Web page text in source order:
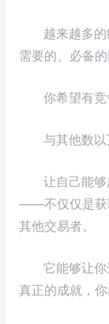
越来越多
需要的、必备
你希望有竞
与其他数以
让自己能
——不仅仅是获
其他交易者。
它能够让
真正的成就，你